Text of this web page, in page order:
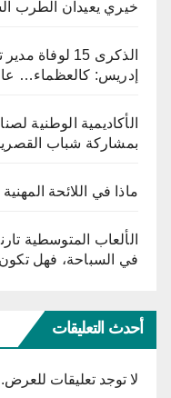
خيري يعيدان الطرب
الذكرى 15
إدريس: كالعظماء…
الأكاديمية الوطنية
بمشاركة شباب
ماذا في اللائحة المهنية
في السباحة، فهل
أحدث التعليقات
لا توجد تعليقات للعرض.